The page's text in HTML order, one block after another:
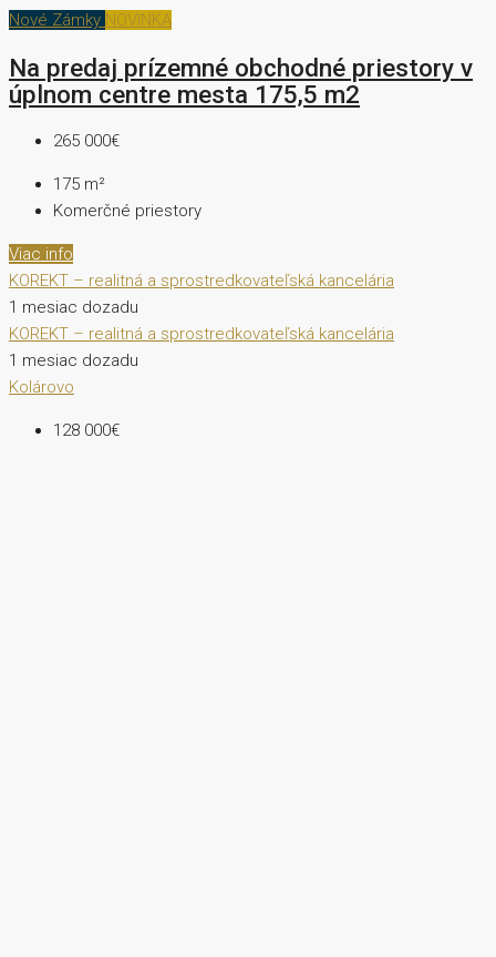
Nové Zámky NOVINKA
Na predaj prízemné obchodné priestory v
úplnom centre mesta 175,5 m2
265 000€
175 m²
Komerčné priestory
Viac info
KOREKT – realitná a sprostredkovateľská kancelária
1 mesiac dozadu
KOREKT – realitná a sprostredkovateľská kancelária
1 mesiac dozadu
Kolárovo
128 000€